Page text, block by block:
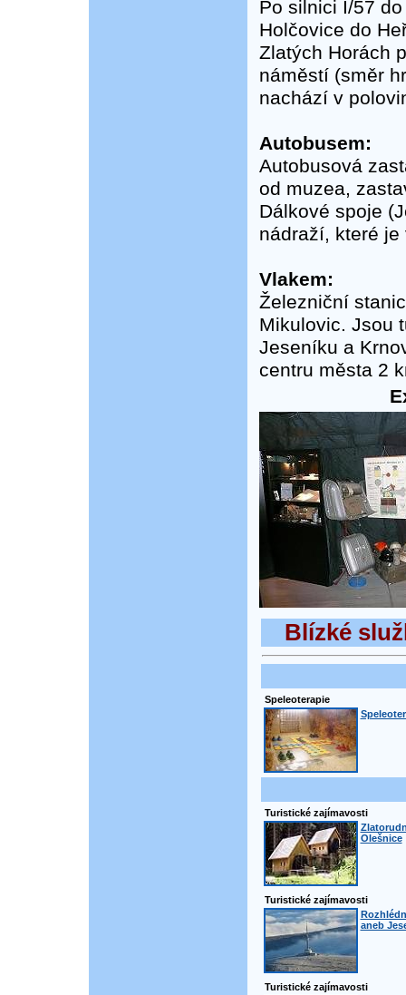
Po silnici I/57
Holčovice do
Zlatých Horách
náměstí (směr
nachází v
Autobusem:
Autobusová
od muzea,
Dálkové spoje
nádraží, které
Vlakem:
Železniční
Mikulovic. Jsou
Jeseníku a
centru města 2
Blízké
Speleoterapie
Turistické zajímavosti
Olešnice
Turistické zajímavosti
aneb
Turistické zajímavosti